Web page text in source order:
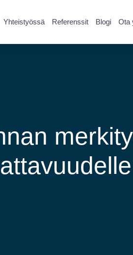
Yhteistyössä Referenssit Blogi Ota